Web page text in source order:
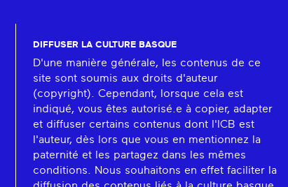
DIFFUSER LA CULTURE BASQUE
D'une manière générale, les contenus de ce
site sont soumis aux droits d'auteur
(copyright). Cependant, lorsque cela est
indiqué, vous êtes autorisé.e à copier, adapter
et diffuser certains contenus dont l'ICB est
l'auteur, dès lors que vous en mentionnez la
paternité et les partagez dans les mêmes
conditions. Nous souhaitons en effet faciliter la